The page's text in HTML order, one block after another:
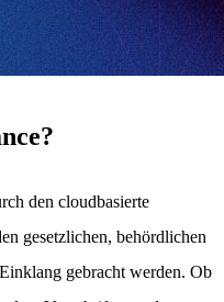
den cloudbasierte
gesetzlichen, behördlichen
gebracht werden. Ob